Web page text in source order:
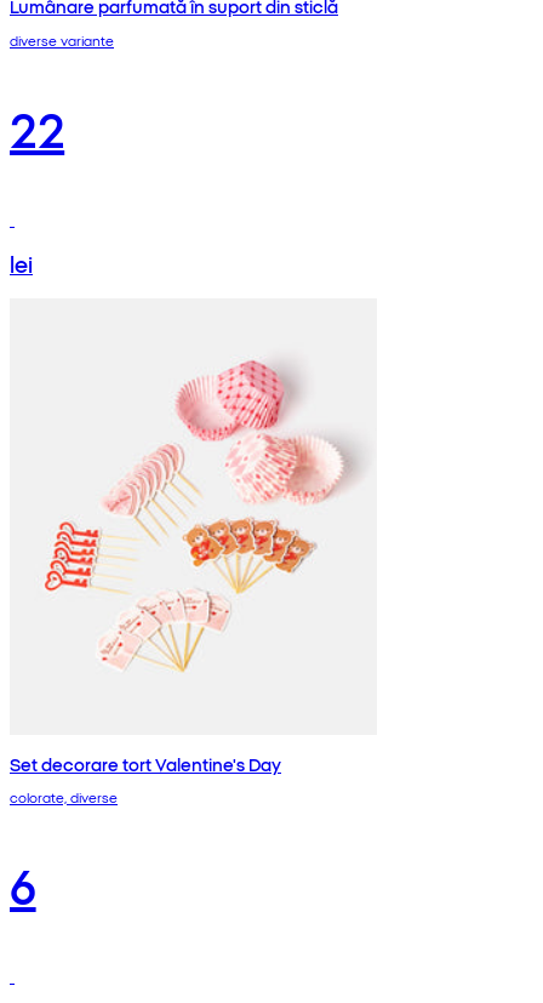
Lumânare parfumată în suport din sticlă
diverse variante
22
lei
Set decorare tort Valentine's Day
colorate, diverse
6